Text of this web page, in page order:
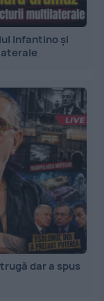
Infantino și
dar a spus